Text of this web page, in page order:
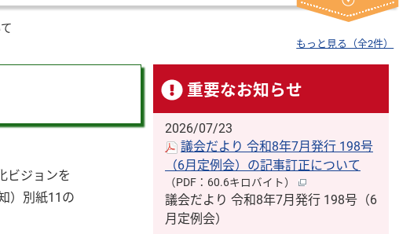
ワ
もっと見る（全2件）
ビジョンを
）別紙11の
重要なお知らせ
2026/07/23
議会だより 令和8年7月発行 198号
（6月定例会）の記事訂正について
（PDF：60.6キロバイト）
議会だより 令和8年7月発行 198号（6
月定例会）